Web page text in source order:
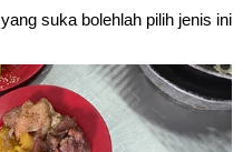
yang suka bolehlah pilih jenis ini.